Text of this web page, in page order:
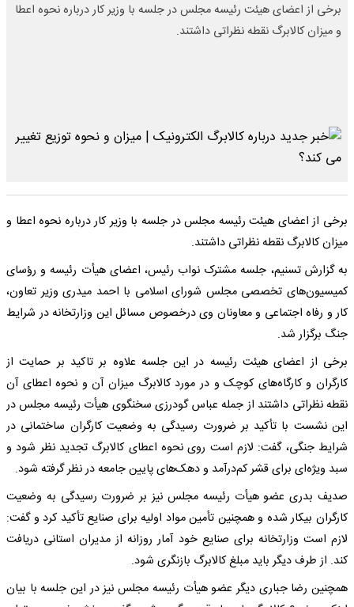
برخی از اعضای هیئت رئیسه مجلس در جلسه با وزیر کار درباره نحوه اعطا
و میزان کالا‌برگ نقطه نظراتی داشتند.
برخی از اعضای هیئت رئیسه مجلس در جلسه با وزیر کار درباره نحوه اعطا و
میزان کالا‌برگ نقطه نظراتی داشتند.
به گزارش تسنیم، جلسه مشترک نواب رئیس، اعضای هیأت رئیسه و رؤسای
کمیسیون‌های تخصصی مجلس شورای اسلامی با احمد میدری وزیر تعاون،
کار و رفاه اجتماعی و معاونان وی درخصوص مسائل این وزارتخانه در شرایط
جنگ برگزار شد.
برخی از اعضای هیئت رئیسه در این جلسه علاوه بر تاکید بر حمایت از
کارگران و کارگاه‌های کوچک و در مورد کالا‌برگ میزان آن و نحوه اعطای آن
نقطه نظراتی داشتند از جمله عباس گودرزی سخنگوی هیأت رئیسه مجلس در
این نشست با تأکید بر ضرورت رسیدگی به وضعیت کارگران ساختمانی در
شرایط جنگی، گفت: لازم است روی نحوه اعطای کالابرگ تجدید نظر شود و
سبد ویژه‌ای برای قشر کم‌درآمد و دهک‌های پایین جامعه در نظر گرفته شود.
صدیف بدری عضو هیأت رئیسه مجلس نیز بر ضرورت رسیدگی به وضعیت
کارگران بیکار شده و همچنین تأمین مواد اولیه برای صنایع تأکید کرد و گفت:
لازم است وزارتخانه برای صنایع خود آمار روزانه از مدیران استانی دریافت
کند. از طرف دیگر باید مبلغ کالابرگ بازنگری شود.
همچنین رضا جباری دیگر عضو هیأت رئیسه مجلس نیز در این جلسه با بیان